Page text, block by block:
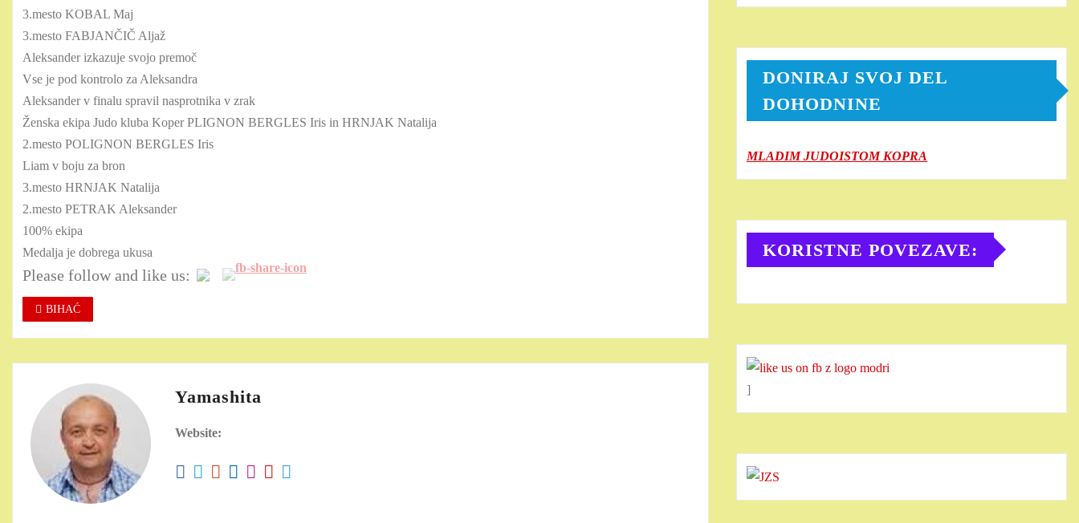
3.mesto KOBAL Maj
3.mesto FABJANČIČ Aljaž
Aleksander izkazuje svojo premoč
Vse je pod kontrolo za Aleksandra
Aleksander v finalu spravil nasprotnika v zrak
Ženska ekipa Judo kluba Koper PLIGNON BERGLES Iris in HRNJAK Natalija
2.mesto POLIGNON BERGLES Iris
Liam v boju za bron
3.mesto HRNJAK Natalija
2.mesto PETRAK Aleksander
100% ekipa
Medalja je dobrega ukusa
Please follow and like us:
BIHAĆ
Yamashita
Website:
DONIRAJ SVOJ DEL
DOHODNINE
MLADIM JUDOISTOM KOPRA
KORISTNE POVEZAVE:
]